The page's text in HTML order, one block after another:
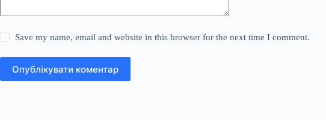
Save my name, email and website in this browser for the next time I comment.
Опублікувати коментар